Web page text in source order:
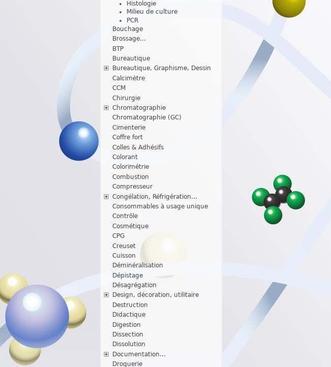
Histologie
Milieu de culture
PCR
Bouchage
Brossage...
BTP
Bureautique
Bureautique, Graphisme, Dessin
Calcimètre
CCM
Chirurgie
Chromatographie
Chromatographie (GC)
Cimenterie
Coffre fort
Colles & Adhésifs
Colorant
Colorimétrie
Combustion
Compresseur
Congélation, Réfrigération...
Consommables à usage unique
Contrôle
Cosmétique
CPG
Creuset
Cuisson
Déminéralisation
Dépistage
Désagrégation
Design, décoration, utilitaire
Destruction
Didactique
Digestion
Dissection
Dissolution
Documentation...
Droguerie